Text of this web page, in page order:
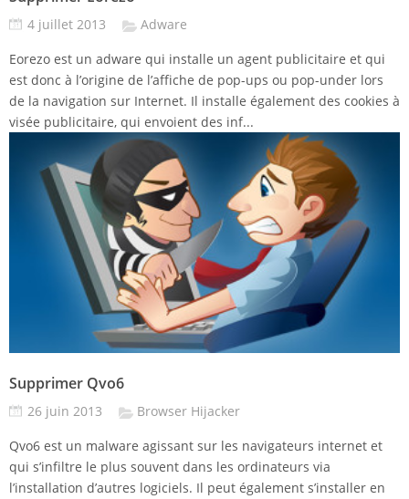
4 juillet 2013
Adware
Eorezo est un adware qui installe un agent publicitaire et qui
est donc à l’origine de l’affiche de pop-ups ou pop-under lors
de la navigation sur Internet. Il installe également des cookies à
visée publicitaire, qui envoient des inf...
Supprimer Qvo6
26 juin 2013
Browser Hijacker
Qvo6 est un malware agissant sur les navigateurs internet et
qui s’infiltre le plus souvent dans les ordinateurs via
l’installation d’autres logiciels. Il peut également s’installer en